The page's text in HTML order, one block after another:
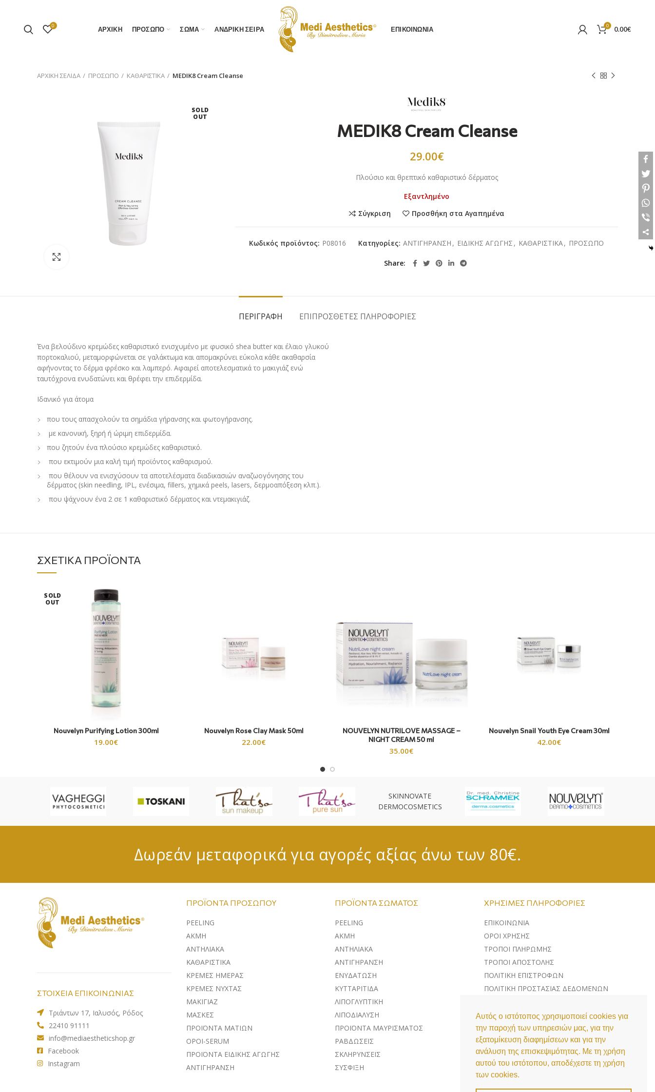
Αυτός ο ιστότοπος χρησιμοποιεί cookies για
την παροχή των υπηρεσιών μας, για την
εξατομίκευση διαφημίσεων και για την
ανάλυση της επισκεψιμότητας. Με τη χρήση
αυτού του ιστότοπου, αποδέχεστε τη χρήση
των cookies.
0 ΑΡΧΙΚΗ ΠΡΟΣΩΠΟ ΣΩΜΑ AΝΔΡΙΚΗ ΣΕΙΡΑ ΕΠΙΚΟΙΝΩΝΙΑ 0 0.00€
ΑΡΧΙΚΉ ΣΕΛΊΔΑ ΠΡΟΣΩΠΟ ΚΑΘΑΡΙΣΤΙΚΑ MEDIK8 Cream Cleanse
SOLD
OUT
MEDIK8 Cream Cleanse
29.00€
Πλούσιο και θρεπτικό καθαριστικό δέρματος
Εξαντλημένο
Σύγκριση
Προσθήκη στα Αγαπημένα
Κωδικός προϊόντος: P08016 Κατηγορίες: ΑΝΤΙΓΗΡΑΝΣΗ , ΕΙΔΙΚΗΣ ΑΓΩΓΗΣ , ΚΑΘΑΡΙΣΤΙΚΑ, ΠΡΟΣΩΠΟ
Share
ΠΕΡΙΓΡΑΦΉ ΕΠΙΠΡΌΣΘΕΤΕΣ ΠΛΗΡΟΦΟΡΊΕΣ
Ένα βελούδινο κρεμώδες καθαριστικό ενισχυμένο με φυσικό shea butter και έλαιο γλυκού
πορτοκαλιού, μεταμορφώνεται σε γαλάκτωμα και απομακρύνει εύκολα κάθε ακαθαρσία
αφήνοντας το δέρμα φρέσκο και λαμπερό. Αφαιρεί αποτελεσματικά το μακιγιάζ ενώ
ταυτόχρονα ενυδατώνει και θρέφει την επιδερμίδα.
Ιδανικό για άτομα
που τους απασχολούν τα σημάδια γήρανσης και φωτογήρανσης.
με κανονική, ξηρή ή ώριμη επιδερμίδα.
που ζητούν ένα πλούσιο κρεμώδες καθαριστικό.
που εκτιμούν μια καλή τιμή προϊόντος καθαρισμού.
που θέλουν να ενισχύσουν τα αποτελέσματα διαδικασιών αναζωογόνησης του
δέρματος (skin needling, IPL, ενέσιμα, fillers, χημικά peels, lasers, δερμοαπόξεση κλπ.).
που ψάχνουν ένα 2 σε 1 καθαριστικό δέρματος και ντεμακιγιάζ.
ΣΧΕΤΙΚΆ ΠΡΟΪΌΝΤΑ
SOLD
OUT
Nouvelyn Purifying Lotion 300ml
19.00€
Nouvelyn Rose Clay Mask 50ml
22.00€
NOUVELYN NUTRILOVE MASSAGE –
NIGHT CREAM 50 ml
35.00€
Nouvelyn Snail Youth Eye Cream 30ml
42.00€
SKINNOVATE
DERMOCOSMETICS
Δωρεάν μεταφορικά για αγορές αξίας άνω των 80€.
ΣΤΟΙΧΕΙΑ ΕΠΙΚΟΙΝΩΝΙΑΣ
Τριάντων 17, Ιαλυσός, Ρόδος
22410 91111
info@mediaestheticshop.gr
Facebook
Instagram
ΠΡΟΪΌΝΤΑ ΠΡΟΣΏΠΟΥ
PEELING
ΑΚΜΗ
ΑΝΤΗΛΙΑΚA
ΚΑΘΑΡΙΣΤΙΚΑ
ΚΡΕΜΕΣ ΗΜΕΡΑΣ
ΚΡΕΜΕΣ ΝΥΧΤΑΣ
ΜΑΚΙΓΙΑΖ
ΜΑΣΚΕΣ
ΠΡΟΪΟΝΤΑ ΜΑΤΙΩΝ
ΟΡΟΙ-SERUM
ΠΡΟΪΟΝΤΑ ΕΙΔΙΚΗΣ ΑΓΩΓΗΣ
ΑΝΤΙΓΗΡΑΝΣΗ
ΠΡΟΪΌΝΤΑ ΣΏΜΑΤΟΣ
PEELING
ΑΚΜΗ
ΑΝΤΗΛΙΑΚΑ
ΑΝΤΙΓΗΡΑΝΣΗ
ΕΝΥΔΑΤΩΣΗ
ΚΥΤΤΑΡΙΤΙΔΑ
ΛΙΠΟΓΛΥΠΤΙΚΗ
ΛΙΠΟΔΙΑΛΥΣΗ
ΠΡΟΪΟΝΤΑ ΜΑΥΡΙΣΜΑΤΟΣ
ΡΑΒΔΩΣΕΙΣ
ΣΚΛΗΡΥΝΣΕΙΣ
ΣΥΣΦΙΞΗ
ΧΡΉΣΙΜΕΣ ΠΛΗΡΟΦΟΡΊΕΣ
ΕΠΙΚΟΙΝΩΝΊΑ
ΌΡΟΙ ΧΡΉΣΗΣ
ΤΡΌΠΟΙ ΠΛΗΡΩΜΉΣ
ΤΡΌΠΟΙ ΑΠΟΣΤΟΛΉΣ
ΠΟΛΙΤΙΚΉ ΕΠΙΣΤΡΟΦΏΝ
ΠΟΛΙΤΙΚΉ ΠΡΟΣΤΑΣΊΑΣ ΔΕΔΟΜΈΝΩΝ